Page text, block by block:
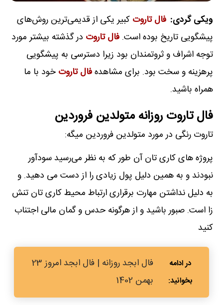
ویکی گردی: فال تاروت کبیر یکی از قدیمی‌ترین روش‌های
پیشگویی تاریخ بوده است. فال تاروت در گذشته بیشتر مورد
توجه اشراف و ثروتمندان بود زیرا دسترسی به پیشگویی
پرهزینه و سخت بود. برای مشاهدهفال تاروت خود با ما
همراه باشید.
فال تاروت روزانه متولدین فروردین
تاروت رنگی در مورد متولدین فروردین میگه:
پروژه های کاری تان آن طور که به نظر می‌رسید سودآور
نبودند و به همین دلیل پول زیادی را از دست می دهید. و
به دلیل نداشتن مهارت برقراری ارتباط محیط کاری تان تنش
زا است. صبور باشید و از هرگونه حدس و گمان مالی اجتناب
کنید
فال ابجد روزانه | فال ابجد امروز 23
بهمن 1402